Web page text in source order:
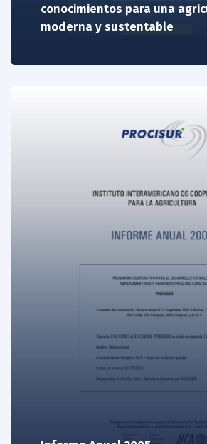
conocimientos para una
moderna y sustentable